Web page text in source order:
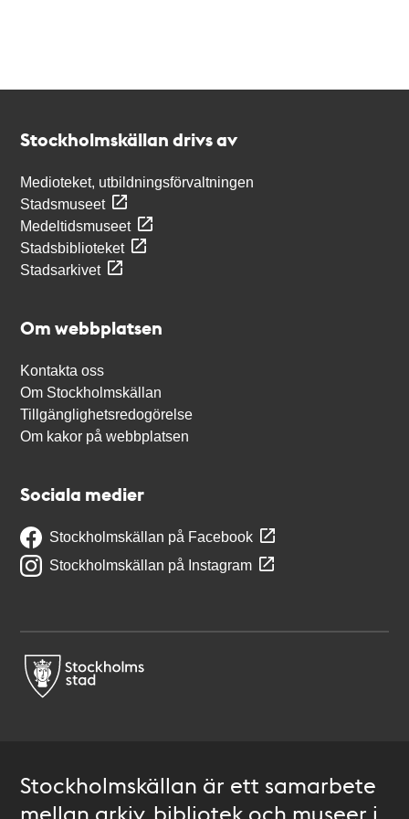
Stockholmskällan drivs av
Medioteket, utbildningsförvaltningen
Stadsmuseet
Medeltidsmuseet
Stadsbiblioteket
Stadsarkivet
Om webbplatsen
Kontakta oss
Om Stockholmskällan
Tillgänglighetsredogörelse
Om kakor på webbplatsen
Sociala medier
Stockholmskällan på Facebook
Stockholmskällan på Instagram
Stockholmskällan är ett samarbete
mellan arkiv, bibliotek och museer i